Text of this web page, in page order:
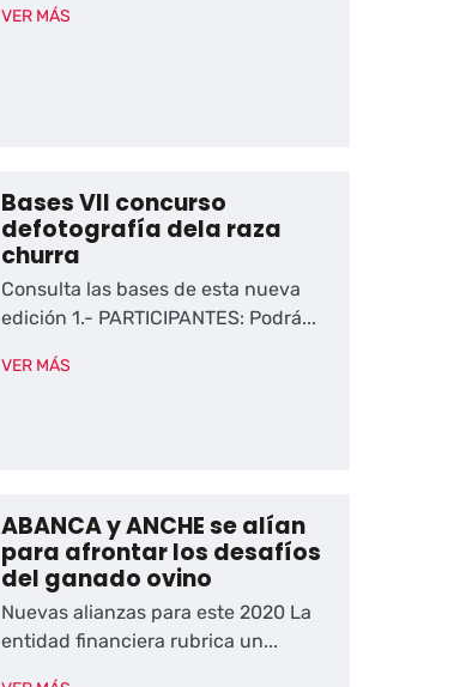
VER MÁS
Bases VII concurso
defotografía dela raza
churra
Consulta las bases de esta nueva
edición 1.- PARTICIPANTES: Podrá...
VER MÁS
ABANCA y ANCHE se alían
para afrontar los desafíos
del ganado ovino
Nuevas alianzas para este 2020 La
entidad financiera rubrica un...